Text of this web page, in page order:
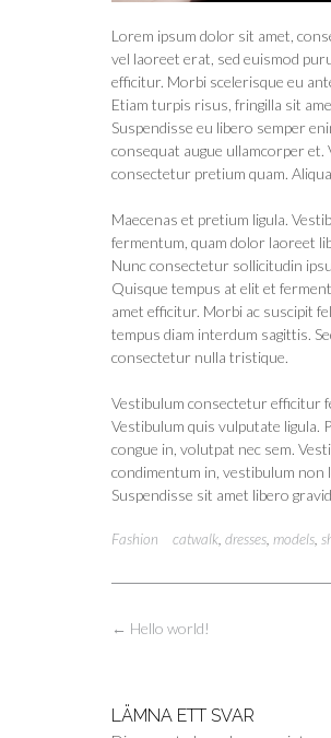
Lorem ipsum dolor sit amet,
vel laoreet erat, sed euismod
efficitur. Morbi scelerisque eu
Etiam turpis risus, fringilla sit
Suspendisse eu libero semper
consequat augue ullamcorper
consectetur pretium quam.
Maecenas et pretium ligula.
fermentum, quam dolor laoreet
Nunc consectetur sollicitudin
Quisque tempus at elit et
amet efficitur. Morbi ac suscipit
tempus diam interdum sagittis.
consectetur nulla tristique.
Vestibulum consectetur efficitur
Vestibulum quis vulputate ligula.
congue in, volutpat nec sem.
condimentum in, vestibulum non
Suspendisse sit amet libero
Fashion catwalk, dresses, models,
Inläggsnavigering
← Hello world!
LÄMNA ETT SVAR